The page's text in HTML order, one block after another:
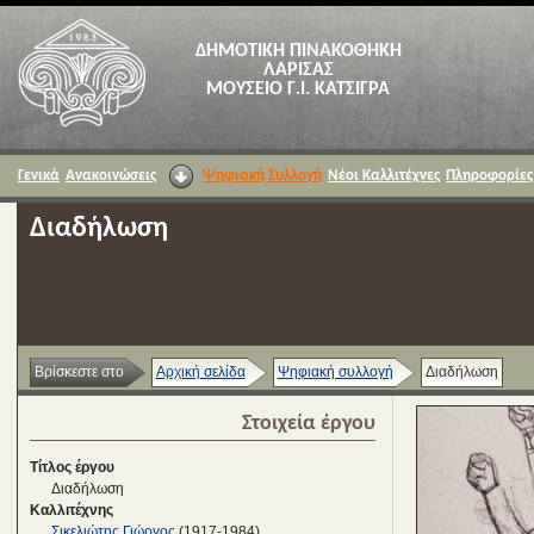
ΔΗΜΟΤΙΚΗ ΠΙΝΑΚΟΘΗΚΗ
ΛΑΡΙΣΑΣ
ΜΟΥΣΕΙΟ Γ.Ι. ΚΑΤΣΙΓΡΑ
Γενικά Ανακοινώσεις Ψηφιακή Συλλογή Νέοι Καλλιτέχνες Πληροφορίες
Διαδήλωση
Βρίσκεστε στο Αρχική σελίδα Ψηφιακή συλλογή Διαδήλωση
Στοιχεία έργου
Τίτλος έργου
Διαδήλωση
Καλλιτέχνης